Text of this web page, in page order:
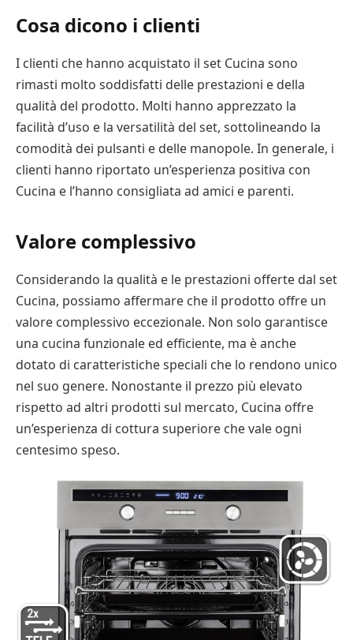
Cosa dicono i clienti
I clienti che hanno acquistato il set Cucina sono
rimasti molto soddisfatti delle prestazioni e della
qualità del prodotto. Molti hanno apprezzato la
facilità d’uso e la versatilità del set, sottolineando la
comodità dei pulsanti e delle manopole. In generale, i
clienti hanno riportato un’esperienza positiva con
Cucina e l’hanno consigliata ad amici e parenti.
Valore complessivo
Considerando la qualità e le prestazioni offerte dal set
Cucina, possiamo affermare che il prodotto offre un
valore complessivo eccezionale. Non solo garantisce
una cucina funzionale ed efficiente, ma è anche
dotato di caratteristiche speciali che lo rendono unico
nel suo genere. Nonostante il prezzo più elevato
rispetto ad altri prodotti sul mercato, Cucina offre
un’esperienza di cottura superiore che vale ogni
centesimo speso.